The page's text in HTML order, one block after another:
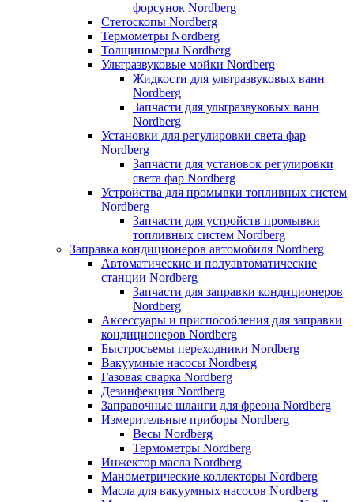
форсунок Nordberg
Стетоскопы Nordberg
Термометры Nordberg
Толщиномеры Nordberg
Ультразвуковые мойки Nordberg
Жидкости для ультразвуковых ванн
Nordberg
Запчасти для ультразвуковых ванн
Nordberg
Установки для регулировки света фар
Nordberg
Запчасти для установок регулировки
света фар Nordberg
Устройства для промывки топливных систем
Nordberg
Запчасти для устройств промывки
топливных систем Nordberg
Заправка кондиционеров автомобиля Nordberg
Автоматические и полуавтоматические
станции Nordberg
Запчасти для заправки кондиционеров
Nordberg
Аксессуары и приспособления для заправки
кондиционеров Nordberg
Быстросъемы переходники Nordberg
Вакуумные насосы Nordberg
Газовая сварка Nordberg
Дезинфекция Nordberg
Заправочные шланги для фреона Nordberg
Измерительные приборы Nordberg
Весы Nordberg
Термометры Nordberg
Инжектор масла Nordberg
Манометрические коллекторы Nordberg
Масла для вакуумных насосов Nordberg